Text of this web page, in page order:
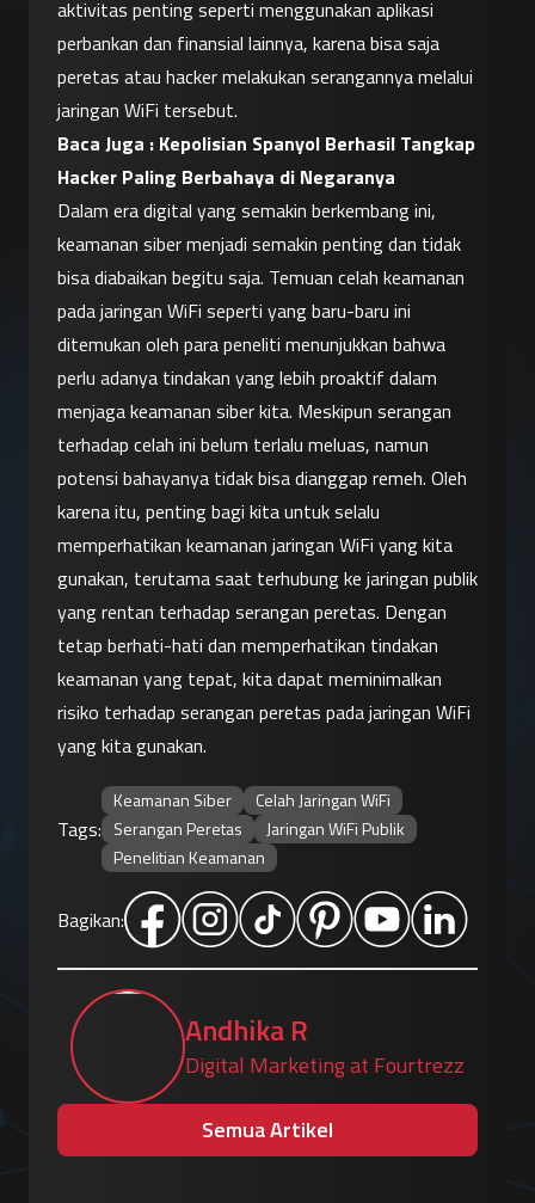
aktivitas penting seperti menggunakan aplikasi
perbankan dan finansial lainnya, karena bisa saja
peretas atau hacker melakukan serangannya melalui
jaringan WiFi tersebut.
Baca Juga : Kepolisian Spanyol Berhasil Tangkap
Hacker Paling Berbahaya di Negaranya
Dalam era digital yang semakin berkembang ini,
keamanan siber menjadi semakin penting dan tidak
bisa diabaikan begitu saja. Temuan celah keamanan
pada jaringan WiFi seperti yang baru-baru ini
ditemukan oleh para peneliti menunjukkan bahwa
perlu adanya tindakan yang lebih proaktif dalam
menjaga keamanan siber kita. Meskipun serangan
terhadap celah ini belum terlalu meluas, namun
potensi bahayanya tidak bisa dianggap remeh. Oleh
karena itu, penting bagi kita untuk selalu
memperhatikan keamanan jaringan WiFi yang kita
gunakan, terutama saat terhubung ke jaringan publik
yang rentan terhadap serangan peretas. Dengan
tetap berhati-hati dan memperhatikan tindakan
keamanan yang tepat, kita dapat meminimalkan
risiko terhadap serangan peretas pada jaringan WiFi
yang kita gunakan.
Tags:
Keamanan Siber
Celah Jaringan WiFi
Serangan Peretas
Jaringan WiFi Publik
Penelitian Keamanan
Bagikan:
Andhika R
Digital Marketing at Fourtrezz
Semua Artikel